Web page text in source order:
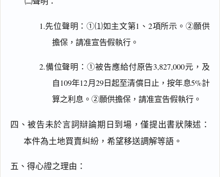
1.先位聲明：①⑴如主文第1、2項所示。②願供
擔保，請准宣告假執行。
2.備位聲明：①被告應給付原告3,827,000元，及
自109年12月29日起至清償日止，按年息5%計
算之利息。②願供擔保，請准宣告假執行。
四、被告未於言詞辯論期日到場，僅提出書狀陳述：
本件為土地買賣糾紛，希望移送調解等語。
五、得心證之理由：